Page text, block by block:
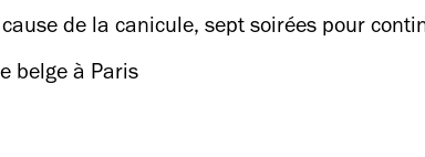
de la canicule, sept soirées pour
belge à Paris